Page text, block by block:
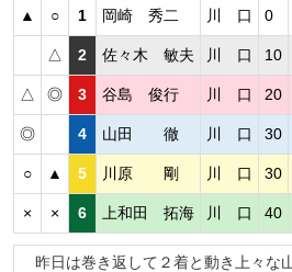
▲ ○ 1 岡崎 秀二 川 口 0
△ 2 佐々木 敏夫 川 口 10
△ ◎ 3 谷島 俊行 川 口 20
◎ 4 山田 徹 川 口 30
○ ▲ 5 川原 剛 川 口 30
× × 6 上和田 拓海 川 口 40
昨日は巻き返して２着と動き上々な